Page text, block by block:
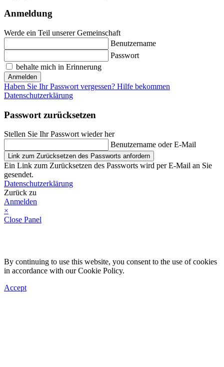
Anmeldung
Werde ein Teil unserer Gemeinschaft
Benutzername
Passwort
behalte mich in Erinnerung
Anmelden
Haben Sie Ihr Passwort vergessen? Hilfe bekommen
Datenschutzerklärung
Passwort zurücksetzen
Stellen Sie Ihr Passwort wieder her
Benutzername oder E-Mail
Link zum Zurücksetzen des Passworts anfordern
Ein Link zum Zurücksetzen des Passworts wird per E-Mail an Sie
gesendet.
Datenschutzerklärung
Zurück zu
Anmelden
×
Close Panel
By continuing to use this website, you consent to the use of cookies
in accordance with our Cookie Policy.
Accept